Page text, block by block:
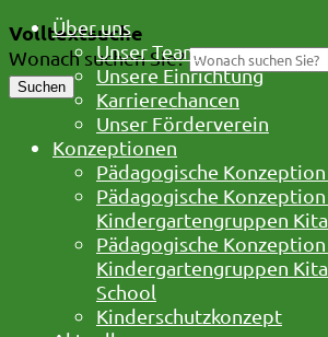
Volltextsuche
Wonach suchen Sie?
Suchen
Über uns
Unser Team
Unsere Einrichtung
Karrierechancen
Unser Förderverein
Konzeptionen
Pädagogische
Pädagogische
Kindergartengruppen
Pädagogische
Kindergartengruppen
School
Kinderschutzkonzept